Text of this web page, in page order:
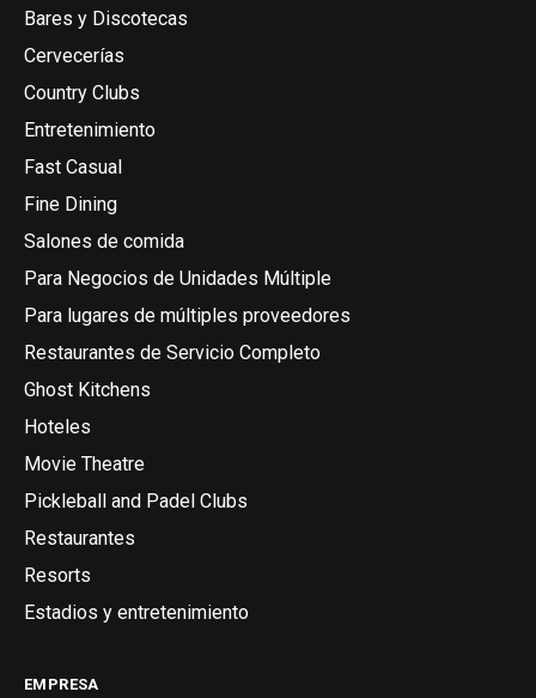
Bares y Discotecas
Cervecerías
Country Clubs
Entretenimiento
Fast Casual
Fine Dining
Salones de comida
Para Negocios de Unidades Múltiple
Para lugares de múltiples proveedores
Restaurantes de Servicio Completo
Ghost Kitchens
Hoteles
Movie Theatre
Pickleball and Padel Clubs
Restaurantes
Resorts
Estadios y entretenimiento
EMPRESA